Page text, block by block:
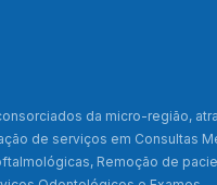
da micro-região,
de serviços em Consultas
Remoção de